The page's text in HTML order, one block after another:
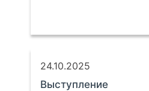
24.10.2025
Выступление